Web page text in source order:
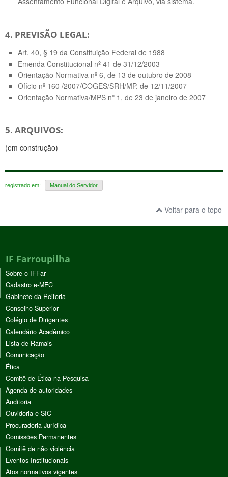
4. PREVISÃO LEGAL:
Art. 40, § 19 da Constituição Federal de 1988
Emenda Constitucional nº 41 de 31/12/2003
Orientação Normativa nº 6, de 13 de outubro de 2008
Ofício nº 160 /2007/COGES/SRH/MP, de 12/11/2007
Orientação Normativa/MPS nº 1, de 23 de janeiro de 2007
5. ARQUIVOS:
(em construção)
registrado em: Manual do Servidor
Voltar para o topo
IF Farroupilha
Sobre o IFFar
Cadastro e-MEC
Gabinete da Reitoria
Conselho Superior
Colégio de Dirigentes
Calendário Acadêmico
Lista de Ramais
Comunicação
Ética
Comitê de Ética na Pesquisa
Agenda de autoridades
Auditoria
Ouvidoria e SIC
Procuradoria Jurídica
Comissões Permanentes
Comitê de não violência
Eventos Institucionais
Atos normativos vigentes